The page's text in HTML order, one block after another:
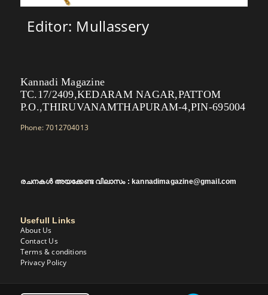
Editor: Mullassery
Kannadi Magazine
TC.17/2409,KEDARAM NAGAR,PATTOM
P.O.,THIRUVANAMTHAPURAM-4,PIN-695004
Phone: 7012704013
രചനകൾ അയക്കേണ്ട വിലാസം : kannadimagazine@gmail.com
Usefull Links
About Us
Contact Us
Terms & conditions
Privacy Policy